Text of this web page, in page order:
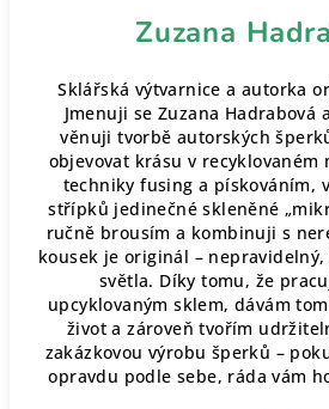
Zuzana
Sklářská výtvarnice a autorka
Jmenuji se Zuzana Hadrabová
věnuji tvorbě autorských
objevovat krásu v recyklovaném
techniky fusing a pískováním,
střípků jedinečné skleněné
ručně brousím a kombinuji s
kousek je originál –
světla. Díky tomu, že
upcyklovaným sklem, dávám
život a zároveň tvořím
zakázkovou výrobu šperků –
opravdu podle sebe, ráda vám